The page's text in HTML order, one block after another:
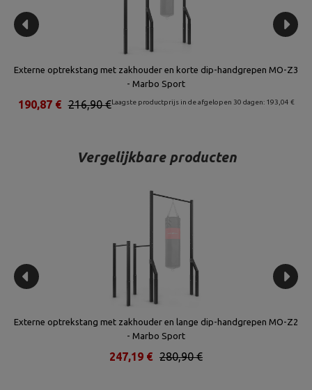
Z3
€
Externe dips leuningen (lang) MO-006 - Marbo Sport
Laagste productprijs in de afgelopen 30 dagen: 105,91 €
119,00 €
104,72 €
Vergelijkbare producten
Externe optrekstang met zakhouder en lange dip-handgrepen MO-Z2
- Marbo Sport
280,90 €
247,19 €